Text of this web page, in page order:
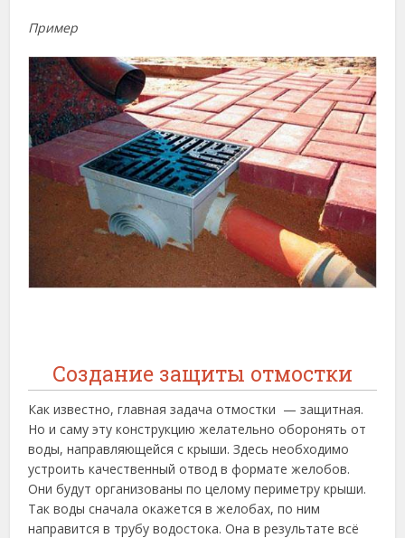
Пример
Создание защиты отмостки
Как известно, главная задача отмостки — защитная.
Но и саму эту конструкцию желательно оборонять от
воды, направляющейся с крыши. Здесь необходимо
устроить качественный отвод в формате желобов.
Они будут организованы по целому периметру крыши.
Так воды сначала окажется в желобах, по ним
направится в трубу водостока. Она в результате всё